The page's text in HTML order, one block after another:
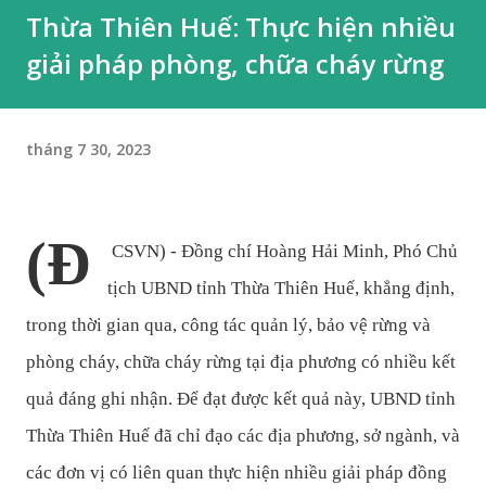
Thừa Thiên Huế: Thực hiện nhiều
giải pháp phòng, chữa cháy rừng
tháng 7 30, 2023
(Đ
CSVN) - Đồng chí Hoàng Hải Minh, Phó Chủ
tịch UBND tỉnh Thừa Thiên Huế, khẳng định,
trong thời gian qua, công tác quản lý, bảo vệ rừng và
phòng cháy, chữa cháy rừng tại địa phương có nhiều kết
quả đáng ghi nhận. Để đạt được kết quả này, UBND tỉnh
Thừa Thiên Huế đã chỉ đạo các địa phương, sở ngành, và
các đơn vị có liên quan thực hiện nhiều giải pháp đồng